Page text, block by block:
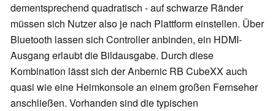
dementsprechend quadratisch - auf schwarze Ränder
müssen sich Nutzer also je nach Plattform einstellen. Über
Bluetooth lassen sich Controller anbinden, ein HDMI-
Ausgang erlaubt die Bildausgabe. Durch diese
Kombination lässt sich der Anbernic RB CubeXX auch
quasi wie eine Heimkonsole an einem großen Fernseher
anschließen. Vorhanden sind die typischen